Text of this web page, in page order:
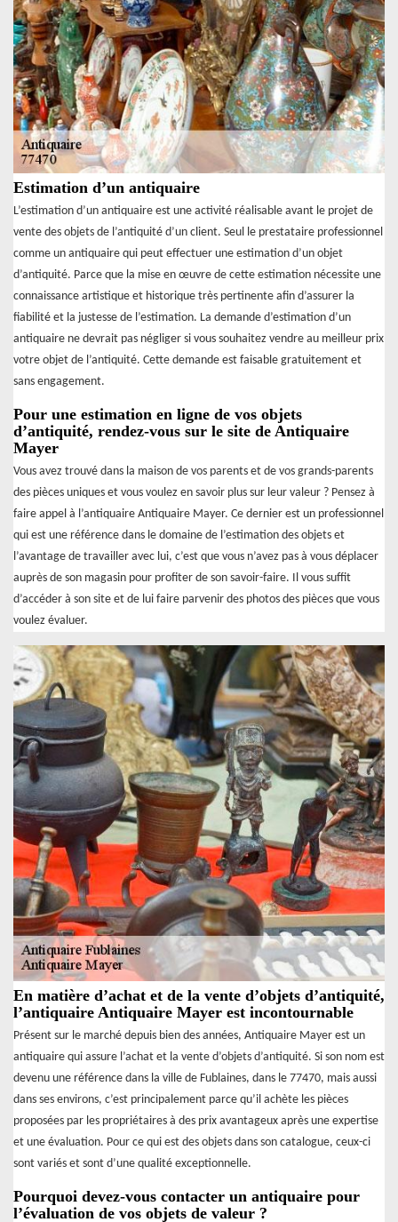
Estimation d’un antiquaire
L’estimation d’un antiquaire est une activité réalisable avant le projet de
vente des objets de l’antiquité d’un client. Seul le prestataire professionnel
comme un antiquaire qui peut effectuer une estimation d’un objet
d’antiquité. Parce que la mise en œuvre de cette estimation nécessite une
connaissance artistique et historique très pertinente afin d’assurer la
fiabilité et la justesse de l’estimation. La demande d’estimation d’un
antiquaire ne devrait pas négliger si vous souhaitez vendre au meilleur prix
votre objet de l’antiquité. Cette demande est faisable gratuitement et
sans engagement.
Pour une estimation en ligne de vos objets
d’antiquité, rendez-vous sur le site de Antiquaire
Mayer
Vous avez trouvé dans la maison de vos parents et de vos grands-parents
des pièces uniques et vous voulez en savoir plus sur leur valeur ? Pensez à
faire appel à l’antiquaire Antiquaire Mayer. Ce dernier est un professionnel
qui est une référence dans le domaine de l’estimation des objets et
l’avantage de travailler avec lui, c’est que vous n’avez pas à vous déplacer
auprès de son magasin pour profiter de son savoir-faire. Il vous suffit
d’accéder à son site et de lui faire parvenir des photos des pièces que vous
voulez évaluer.
En matière d’achat et de la vente d’objets d’antiquité,
l’antiquaire Antiquaire Mayer est incontournable
Présent sur le marché depuis bien des années, Antiquaire Mayer est un
antiquaire qui assure l’achat et la vente d’objets d’antiquité. Si son nom est
devenu une référence dans la ville de Fublaines, dans le 77470, mais aussi
dans ses environs, c’est principalement parce qu’il achète les pièces
proposées par les propriétaires à des prix avantageux après une expertise
et une évaluation. Pour ce qui est des objets dans son catalogue, ceux-ci
sont variés et sont d’une qualité exceptionnelle.
Pourquoi devez-vous contacter un antiquaire pour
l’évaluation de vos objets de valeur ?